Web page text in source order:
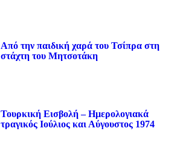
Από την παιδική χαρά του Τσίπρα στη
στάχτη του Μητσοτάκη
Τουρκική Εισβολή – Ημερολογιακά
τραγικός Ιούλιος και Αύγουστος 1974